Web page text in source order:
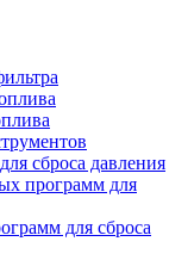
сброса давления
программ для
для сброса